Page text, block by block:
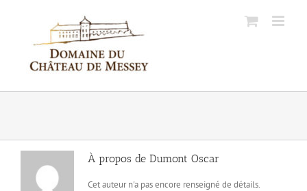
À propos de Dumont Oscar
Cet auteur n'a pas encore renseigné de détails.